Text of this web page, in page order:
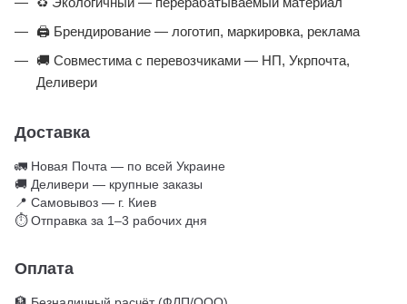
🖨️ Брендирование — логотип, маркировка, реклама
🚚 Совместима с перевозчиками — НП, Укрпочта,
Деливери
Доставка
🚛 Новая Почта — по всей Украине
🚚 Деливери — крупные заказы
📍 Самовывоз — г. Киев
⏱ Отправка за 1–3 рабочих дня
Оплата